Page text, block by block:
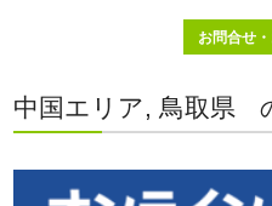
お問合せ
中国エリア, 鳥取県